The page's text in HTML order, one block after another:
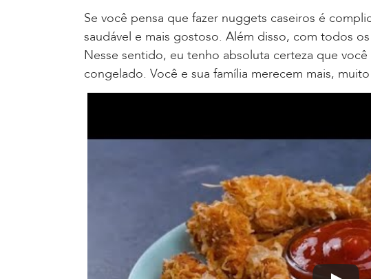
Se você pensa que fazer nuggets caseiros é
saudável e mais gostoso. Além disso, com todos
Nesse sentido, eu tenho absoluta certeza que
congelado. Você e sua família merecem mais,